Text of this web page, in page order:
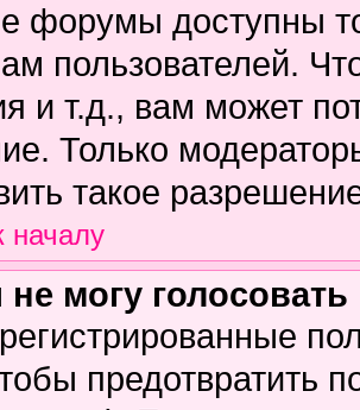
форумы доступны
пользователей.
и т.д., вам может
Только
такое
началу
могу
предотвратить